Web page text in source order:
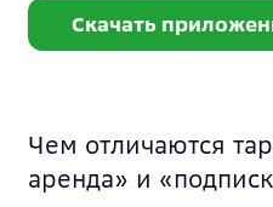
Скачать
Чем отличаются
аренда» и